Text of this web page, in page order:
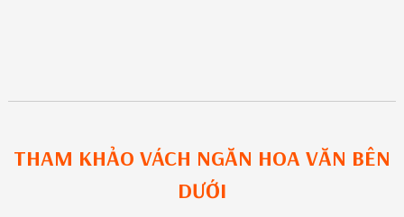
THAM KHẢO VÁCH NGĂN HOA VĂN BÊN
DƯỚI